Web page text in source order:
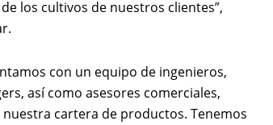
los cultivos de nuestros clientes”,
con un equipo de ingenieros,
así como asesores comerciales,
cartera de productos. Tenemos